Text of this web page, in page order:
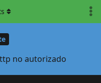
no autorizado